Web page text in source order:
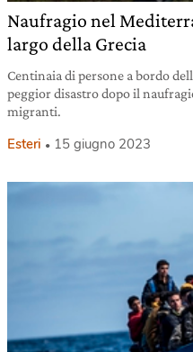
Naufragio nel
largo della Grecia
Centinaia di persone a bordo
peggior disastro dopo il
migranti.
Esteri 15 giugno 2023